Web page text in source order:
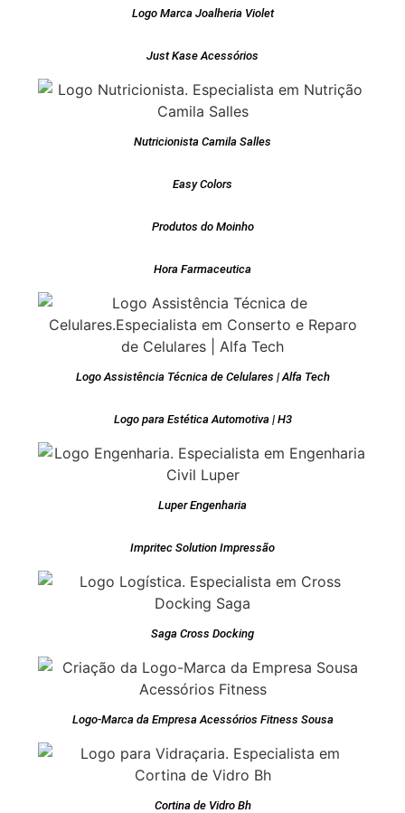
Logo Marca Joalheria Violet
Just Kase Acessórios
Nutricionista Camila Salles
Easy Colors
Produtos do Moinho
Hora Farmaceutica
Logo Assistência Técnica de Celulares | Alfa Tech
Logo para Estética Automotiva | H3
Luper Engenharia
Impritec Solution Impressão
Saga Cross Docking
Logo-Marca da Empresa Acessórios Fitness Sousa
Cortina de Vidro Bh